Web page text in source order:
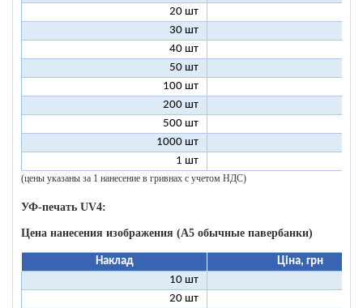
20 шт
30 шт
40 шт
50 шт
100 шт
200 шт
500 шт
1000 шт
1 шт
(цены указаны за 1 нанесение в гривнах с учетом НДС)
УФ-печать UV4:
Цена нанесения изображения (А5 обычные павербанки)
Наклад
Ціна, грн
10 шт
20 шт